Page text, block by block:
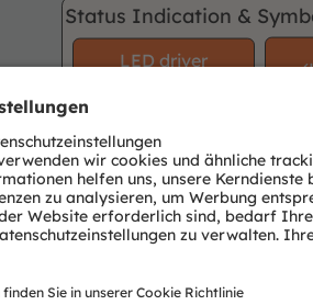
Detailed function
description available
Status Indication &
LED driver